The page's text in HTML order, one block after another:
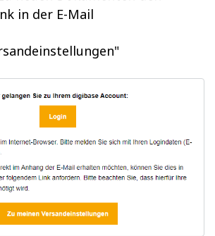
in der E-Mail